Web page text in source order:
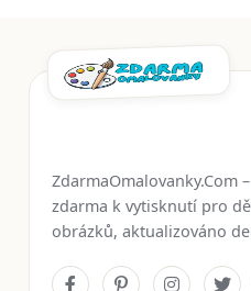
ZdarmaOmalovanky.Com
zdarma k vytisknutí pro
obrázků, aktualizováno